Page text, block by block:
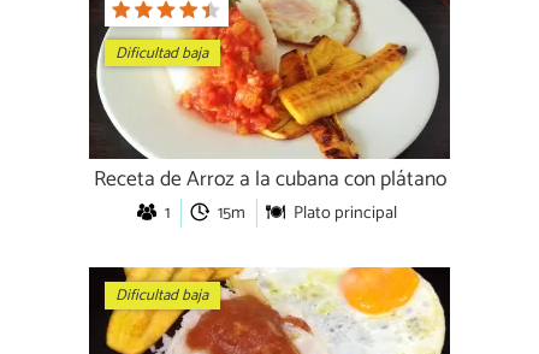
Dificultad baja
Receta de Arroz a la cubana con plátano
1 15m Plato principal
Dificultad baja